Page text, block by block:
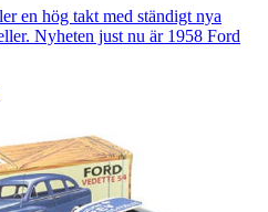
en hög takt med ständigt nya
Nyheten just nu är 1958 Ford